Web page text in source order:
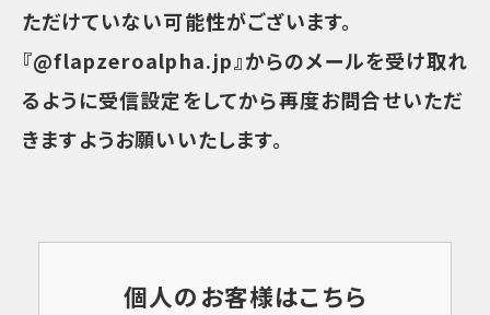
ただけていない可能性がございます。
『@flapzeroalpha.jp』からのメールを受け取れ
るように受信設定をしてから再度お問合せいただ
きますようお願いいたします。
個人のお客様はこちら